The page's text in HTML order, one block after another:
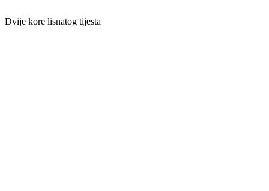
Dvije kore lisnatog tijesta